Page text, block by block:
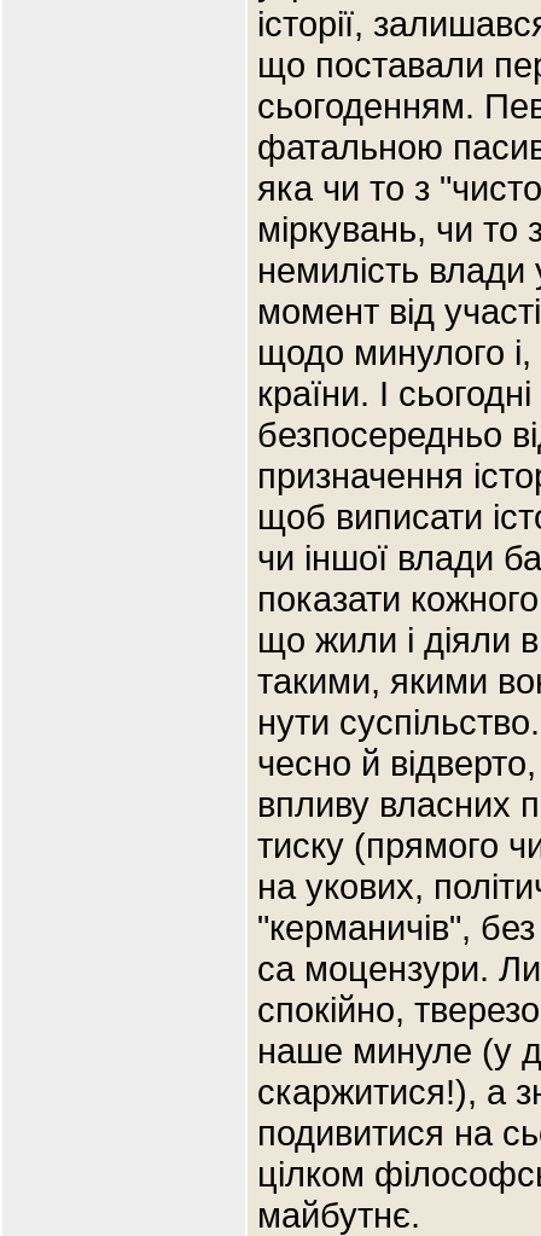
історії,
що поставали
сьогоденням.
фатальною
яка чи то з
міркувань, чи то
немилість
момент від
щодо минулого і,
країни. І
безпосередньо
призначення
щоб виписати
чи іншої влади
показати
що жили і діяли в
такими, якими
нути
чесно й
впливу власних
тиску (прямого
на укових,
"керманичів",
са моцензури.
спокійно,
наше минуле (у
скаржитися!), а
подивитися на
цілком
майбутнє.